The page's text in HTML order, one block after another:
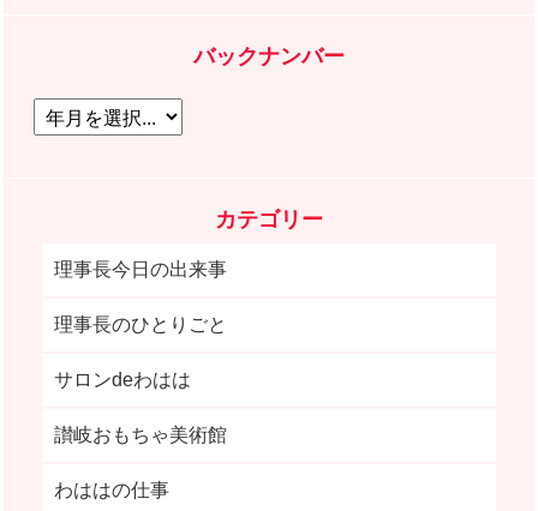
バックナンバー
カテゴリー
理事長今日の出来事
理事長のひとりごと
サロンdeわはは
讃岐おもちゃ美術館
わははの仕事